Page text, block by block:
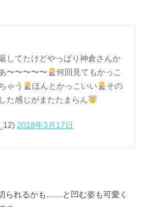
してたけどやっぱり神倉さんか
〜〜〜〜〜
何回見てもかっこ
ゃう
ほんとかっこいい
その
た感じがまたたまらん
2018年3月17日
られるかも……と凹む姿も可愛く